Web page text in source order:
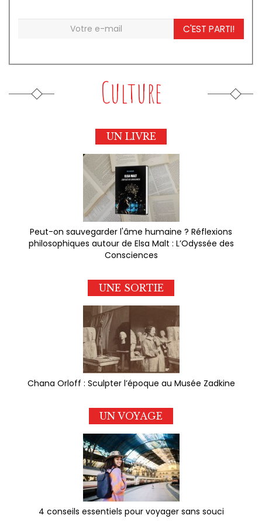
C'EST PARTI!
Culture
UN LIVRE
Peut-on sauvegarder l'âme humaine ? Réflexions
philosophiques autour de Elsa Malt : L’Odyssée des
Consciences
UNE SORTIE
Chana Orloff : Sculpter l’époque au Musée Zadkine
UN VOYAGE
4 conseils essentiels pour voyager sans souci